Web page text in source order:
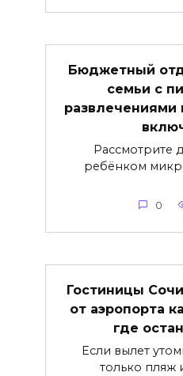
Бюджетный
семьи с
развлечениями
Рассмотрите
ребёнком
0
Гостиницы
от аэропорта
где
Если вылет
только пляж